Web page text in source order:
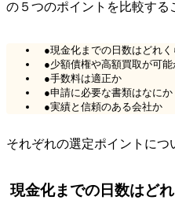
の５つのポイントを比較する
●現金化までの日数はどれ
●少額債権や高額買取が可能
●手数料は適正か
●申請に必要な書類はなにか
●実績と信頼のある会社か
それぞれの選定ポイントにつ
現金化までの日数はど